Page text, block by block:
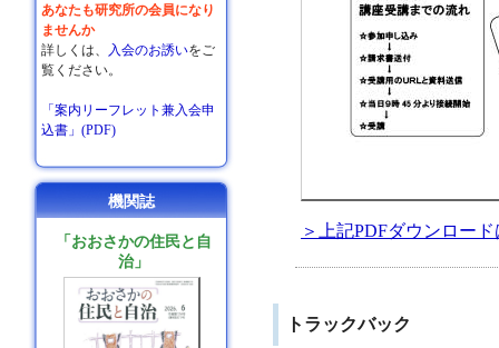
＞上記PDFダウンロー
トラックバック
あなたも研究所の会員になり
ませんか
詳しくは、
入会のお誘いをご
覧ください。
「案内リーフレット兼入会申
込書」(PDF)
機関誌
「おおさかの住民と自
治」